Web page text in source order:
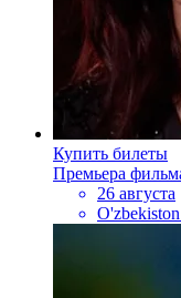
Купить билеты
Премьера
26 августа